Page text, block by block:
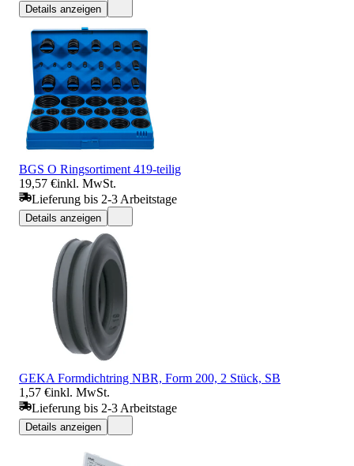
Details anzeigen
BGS O Ringsortiment 419-teilig
19,57 €inkl. MwSt.
Lieferung bis 2-3 Arbeitstage
Details anzeigen
GEKA Formdichtring NBR, Form 200, 2 Stück, SB
1,57 €inkl. MwSt.
Lieferung bis 2-3 Arbeitstage
Details anzeigen